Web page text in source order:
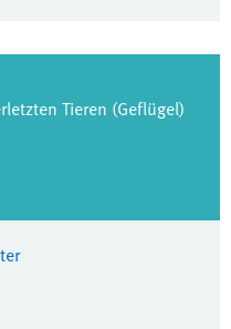
Tieren (Geflügel)